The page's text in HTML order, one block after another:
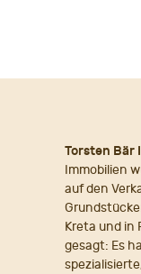
Torsten Bär
Immobilien
auf den
Kreta und in
gesagt: Es